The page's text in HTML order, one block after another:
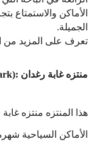
الأماكن والاستمتاع
الجميلة.
تعرف على المزيد من
منتزه غابة رغدان
هذا المنتزه منتزه
الأماكن السياحية